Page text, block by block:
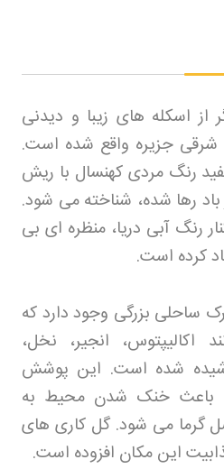
اسکله های زیبا و دیدنی
جزیره واقع شده است.
رنگ مردی کهنسال با ریش
رها شده، شناخته می شود.
رنگ آبی دریا، منظره ای بی
کرده است.
ساحلی بزرگی وجود دارد که
اکالیپتوس، انجیر، نخل،
شده است. این پوشش
باعث خنک شدن محیط به
گرما می شود. گل کاری های
این مکان افزوده است.